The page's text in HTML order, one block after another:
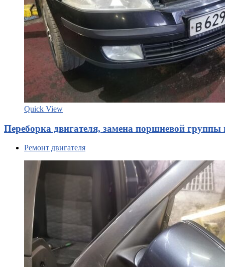
Quick View
Переборка двигателя, замена поршневой
Ремонт двигателя